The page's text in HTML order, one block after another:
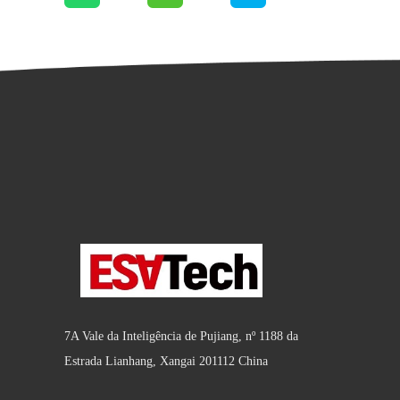
7A Vale da Inteligência de Pujiang, nº 1188 da
Estrada Lianhang, Xangai 201112 China